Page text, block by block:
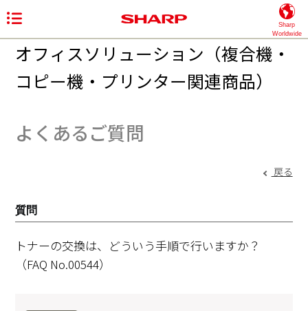
Sharp
Worldwide
オフィスソリューション（複合機・
コピー機・プリンター関連商品）
よくあるご質問
戻る
質問
トナーの交換は、どういう手順で行いますか？
（FAQ No.00544）